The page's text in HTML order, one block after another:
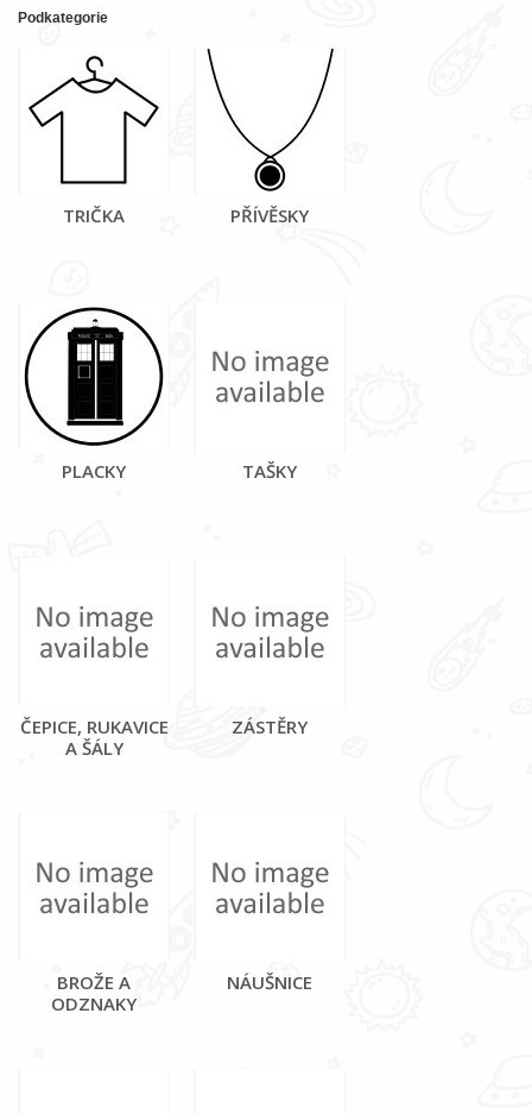
Podkategorie
TRIČKA PŘÍVĚSKY
PLACKY TAŠKY
ČEPICE, RUKAVICE
A ŠÁLY
ZÁSTĚRY
BROŽE A
ODZNAKY
NÁUŠNICE